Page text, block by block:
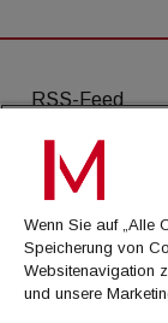
RSS-Feed
AGB
Datenschutz
Kontakt
Impressum
Wenn Sie auf „Alle
Speicherung von
Websitenavigation
und unsere